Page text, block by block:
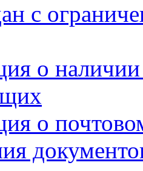
с
о
о